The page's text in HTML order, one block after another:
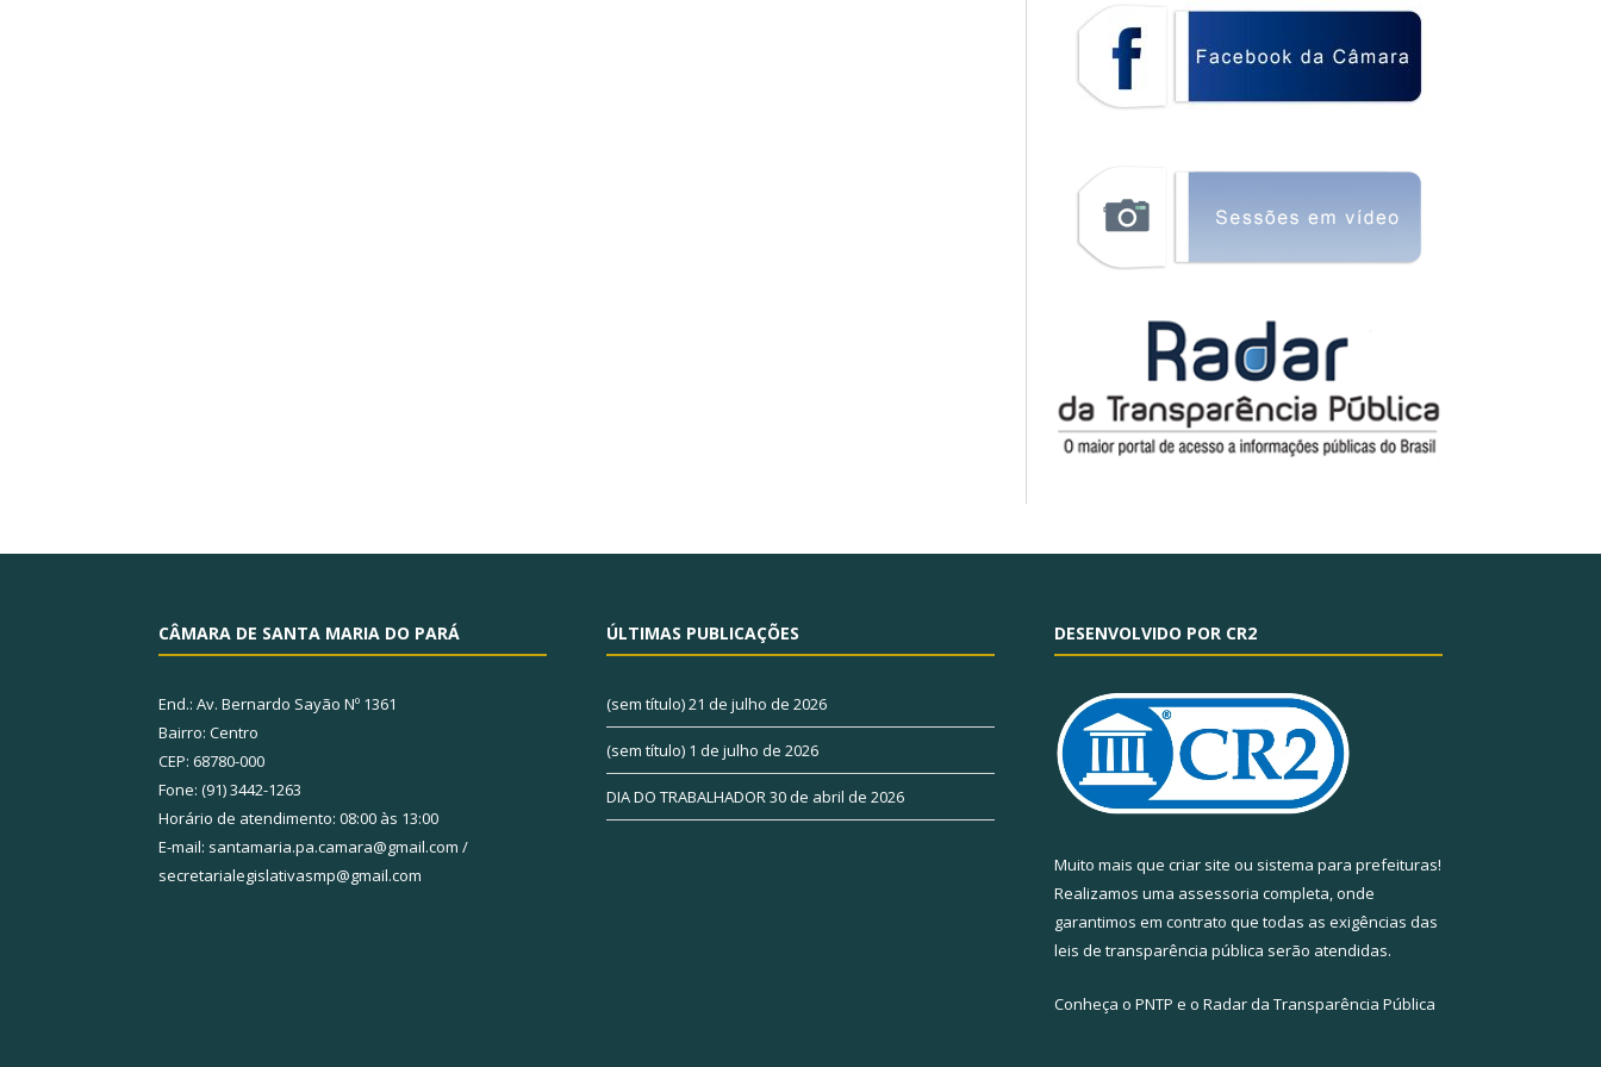
CÂMARA DE SANTA MARIA DO PARÁ
End.: Av. Bernardo Sayão Nº 1361
Bairro: Centro
CEP: 68780-000
Fone: (91) 3442-1263
Horário de atendimento: 08:00 às 13:00
E-mail: santamaria.pa.camara@gmail.com /
secretarialegislativasmp@gmail.com
ÚLTIMAS PUBLICAÇÕES
(sem título)21 de julho de 2026
(sem título) 1 de julho de 2026
DIA DO TRABALHADOR30 de abril de 2026
DESENVOLVIDO POR CR2
Muito mais que criar site ou sistema para prefeituras!
Realizamos uma assessoria completa, onde
garantimos em contrato que todas as exigências das
leis de transparência pública serão atendidas.
Conheça o PNTP e o Radar da Transparência Pública